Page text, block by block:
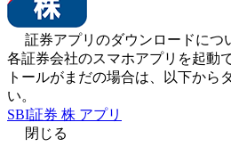
証券アプリのダウンロードにつ
各証券会社のスマホアプリを起動
トールがまだの場合は、以下から
い。
SBI証券 株 アプリ
閉じる